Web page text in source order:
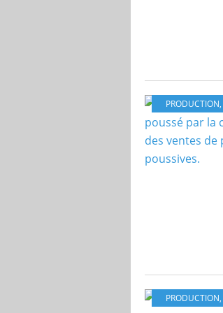
PRODUCTION,
PRODUCTION,